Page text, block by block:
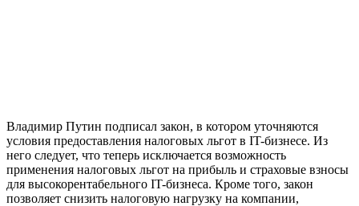
Владимир Путин подписал закон, в котором уточняются
условия предоставления налоговых льгот в IT-бизнесе. Из
него следует, что теперь исключается возможность
применения налоговых льгот на прибыль и страховые взносы
для высокорентабельного IT-бизнеса. Кроме того, закон
позволяет снизить налоговую нагрузку на компании,